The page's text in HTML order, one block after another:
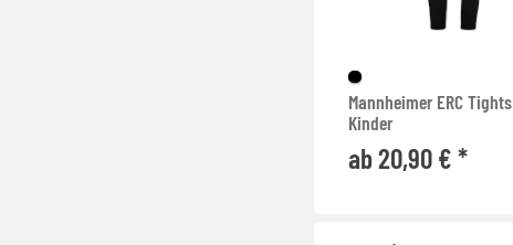
Mannheimer ERC Tights
Kinder
ab 20,90 € *